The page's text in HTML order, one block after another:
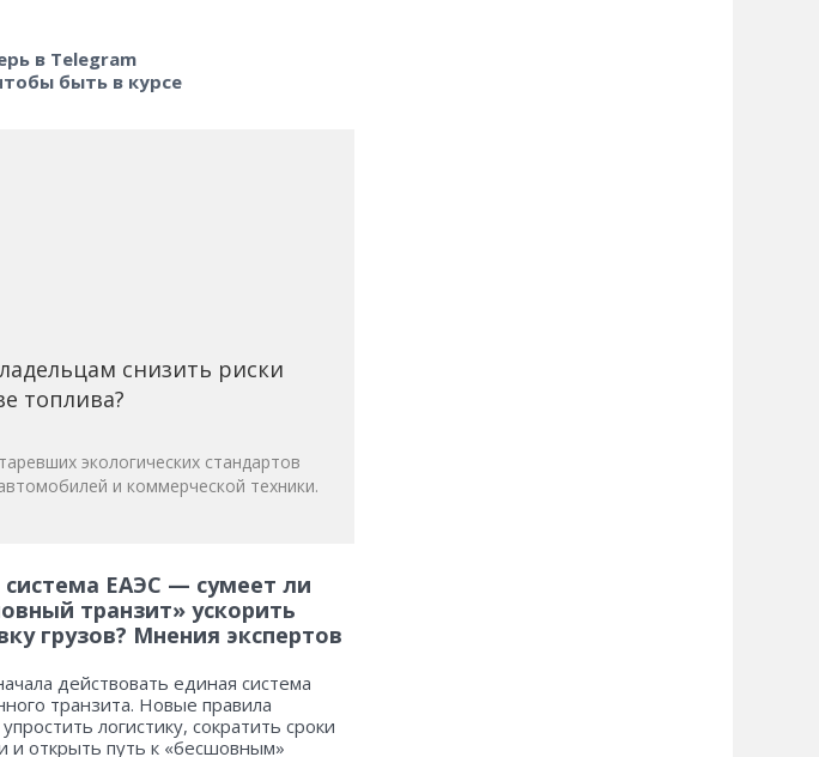
в Telegram
быть в курсе
снизить риски
топлива?
экологических стандартов
и коммерческой техники.
система ЕАЭС — сумеет ли
транзит» ускорить
грузов? Мнения экспертов
действовать единая система
транзита. Новые правила
логистику, сократить сроки
и открыть путь к «бесшовным»